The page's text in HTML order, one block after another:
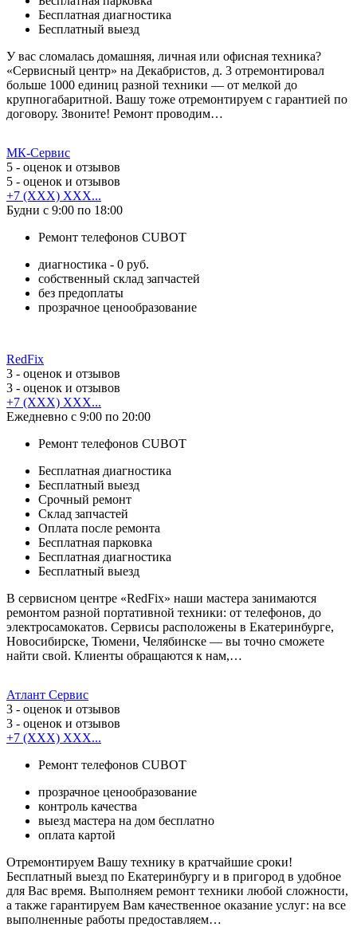
Бесплатная диагностика
Бесплатный выезд
У вас сломалась домашняя, личная или офисная техника?
«Сервисный центр» на Декабристов, д. 3 отремонтировал
больше 1000 единиц разной техники — от мелкой до
крупногабаритной. Вашу тоже отремонтируем с гарантией по
договору. Звоните! Ремонт проводим…
МК-Сервис
5 - оценок и отзывов
5 - оценок и отзывов
+7 (XXX) XXX...
Будни с 9:00 по 18:00
Ремонт телефонов CUBOT
диагностика - 0 руб.
собственный склад запчастей
без предоплаты
прозрачное ценообразование
RedFix
3 - оценок и отзывов
3 - оценок и отзывов
+7 (XXX) XXX...
Ежедневно с 9:00 по 20:00
Ремонт телефонов CUBOT
Бесплатная диагностика
Бесплатный выезд
Срочный ремонт
Cклад запчастей
Оплата после ремонта
Бесплатная парковка
Бесплатная диагностика
Бесплатный выезд
В сервисном центре «RedFix» наши мастера занимаются
ремонтом разной портативной техники: от телефонов, до
электросамокатов. Сервисы расположены в Екатеринбурге,
Новосибирске, Тюмени, Челябинске — вы точно сможете
найти свой. Клиенты обращаются к нам,…
Атлант Сервис
3 - оценок и отзывов
3 - оценок и отзывов
+7 (XXX) XXX...
Ремонт телефонов CUBOT
прозрачное ценообразование
контроль качества
выезд мастера на дом бесплатно
оплата картой
Отремонтируем Вашу технику в кратчайшие сроки!
Бесплатный выезд по Екатеринбургу и в пригород в удобное
для Вас время. Выполняем ремонт техники любой сложности,
а также гарантируем Вам качественное оказание услуг: на все
выполненные работы предоставляем…